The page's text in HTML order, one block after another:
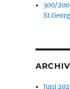
300/
ARCHIV
Juni